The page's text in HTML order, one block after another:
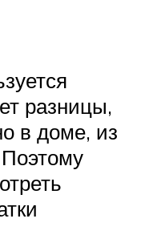
разницы,
в доме, из